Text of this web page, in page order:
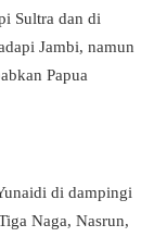
Sultra dan di
Jambi, namun
Papua
di dampingi
Naga, Nasrun,